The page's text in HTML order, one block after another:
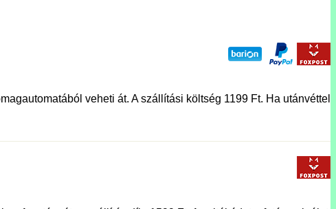
veheti át. A szállítási költség 1199 Ft. Ha utánvéttel